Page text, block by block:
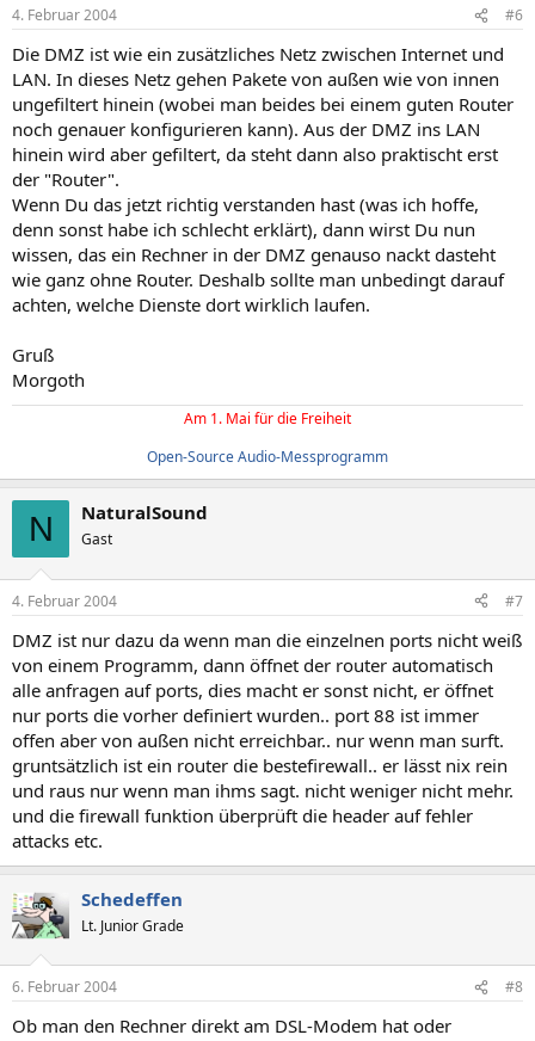
4. Februar 2004 #6
Die DMZ ist wie ein zusätzliches Netz zwischen Internet und
LAN. In dieses Netz gehen Pakete von außen wie von innen
ungefiltert hinein (wobei man beides bei einem guten Router
noch genauer konfigurieren kann). Aus der DMZ ins LAN
hinein wird aber gefiltert, da steht dann also praktischt erst
der "Router".
Wenn Du das jetzt richtig verstanden hast (was ich hoffe,
denn sonst habe ich schlecht erklärt), dann wirst Du nun
wissen, das ein Rechner in der DMZ genauso nackt dasteht
wie ganz ohne Router. Deshalb sollte man unbedingt darauf
achten, welche Dienste dort wirklich laufen.
Gruß
Morgoth
Am 1. Mai für die Freiheit
Open-Source Audio-Messprogramm
N NaturalSound
Gast
4. Februar 2004 #7
DMZ ist nur dazu da wenn man die einzelnen ports nicht weiß
von einem Programm, dann öffnet der router automatisch
alle anfragen auf ports, dies macht er sonst nicht, er öffnet
nur ports die vorher definiert wurden.. port 88 ist immer
offen aber von außen nicht erreichbar.. nur wenn man surft.
gruntsätzlich ist ein router die bestefirewall.. er lässt nix rein
und raus nur wenn man ihms sagt. nicht weniger nicht mehr.
und die firewall funktion überprüft die header auf fehler
attacks etc.
Schedeffen
Lt. Junior Grade
6. Februar 2004 #8
Ob man den Rechner direkt am DSL-Modem hat oder